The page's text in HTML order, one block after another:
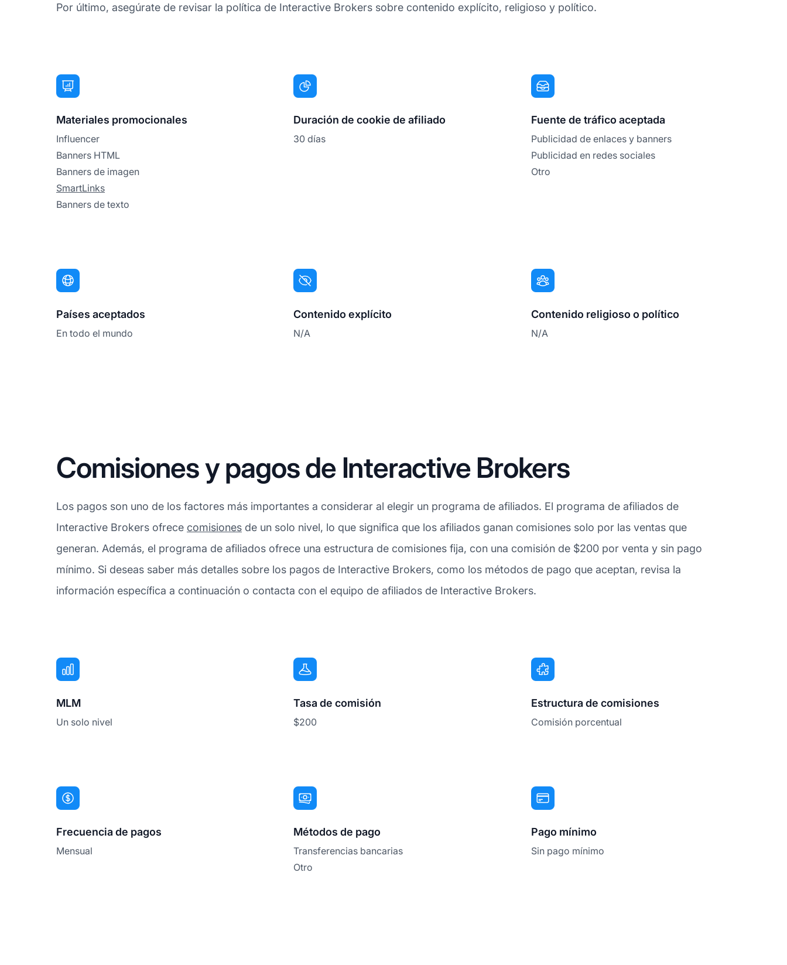
Por último, asegúrate de revisar la política de Interactive Brokers sobre contenido explícito, religioso y político.
Materiales promocionales
Influencer
Banners HTML
Banners de imagen
SmartLinks
Banners de texto
Duración de cookie de afiliado
30 días
Fuente de tráfico aceptada
Publicidad de enlaces y banners
Publicidad en redes sociales
Otro
Países aceptados
En todo el mundo
Contenido explícito
N/A
Contenido religioso o político
N/A
Comisiones y pagos de Interactive Brokers
Los pagos son uno de los factores más importantes a considerar al elegir un programa de afiliados. El programa de afiliados de
Interactive Brokers ofrece comisiones de un solo nivel, lo que significa que los afiliados ganan comisiones solo por las ventas que
generan. Además, el programa de afiliados ofrece una estructura de comisiones fija, con una comisión de $200 por venta y sin pago
mínimo. Si deseas saber más detalles sobre los pagos de Interactive Brokers, como los métodos de pago que aceptan, revisa la
información específica a continuación o contacta con el equipo de afiliados de Interactive Brokers.
MLM
Un solo nivel
Tasa de comisión
$200
Estructura de comisiones
Comisión porcentual
Frecuencia de pagos
Mensual
Métodos de pago
Transferencias bancarias
Otro
Pago mínimo
Sin pago mínimo